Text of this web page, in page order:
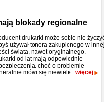
blokady regionalne
drukarki może sobie nie
używał tonera zakupionego w innej
świata, nawet oryginalnego.
od lat mają odpowiednie
choć o problemie
mówi się niewiele. więcej